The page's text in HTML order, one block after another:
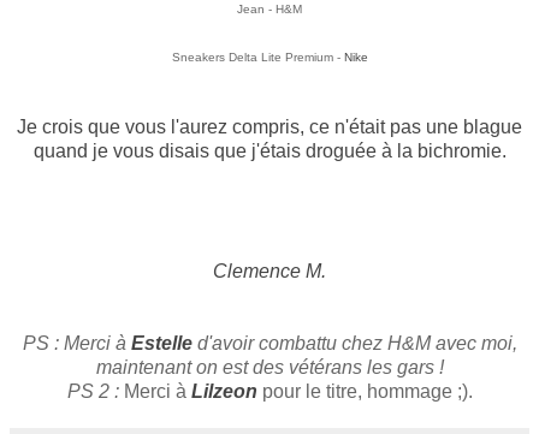
Jean - H&M
Sneakers Delta Lite Premium - Nike
Je crois que vous l'aurez compris, ce n'était pas une blague
quand je vous disais que j'étais droguée à la bichromie.
Clemence M.
PS : Merci à Estelled'avoir combattu chez H&M avec moi,
maintenant on est des vétérans les gars !
PS 2 : Merci à Lilzeon pour le titre, hommage ;).